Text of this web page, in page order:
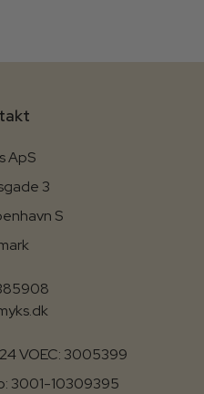
ApS
3
S
VOEC: 3005399
3001-10309395